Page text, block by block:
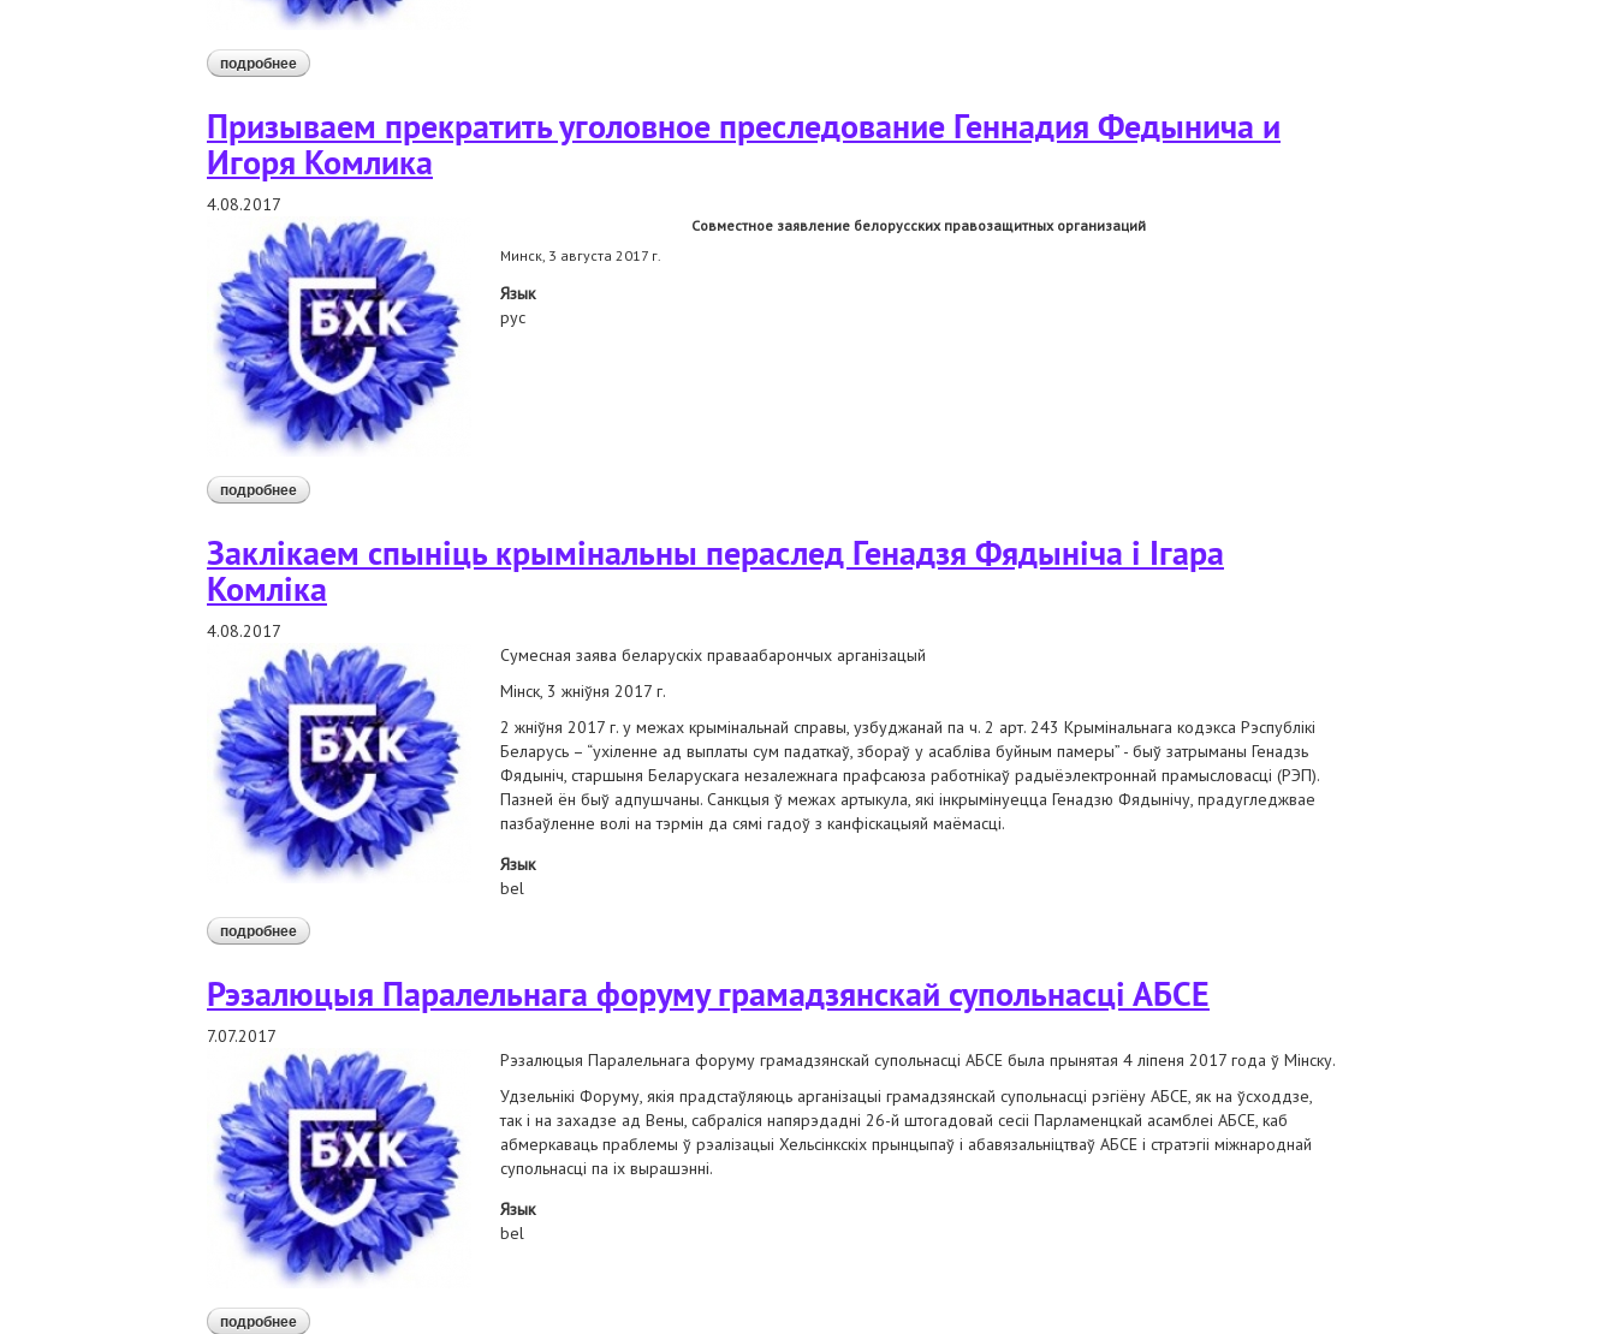
подробнее о stop prosecution of henadz fiadynich and ihar komlik
Призываем прекратить уголовное преследование Геннадия Федынича и
Игоря Комлика
4.08.2017
Совместное заявление белорусских правозащитных организаций
Минск, 3 августа 2017 г.
Язык
рус
подробнее о призываем прекратить уголовное преследование геннадия федынича и игоря комлика
Заклікаем спыніць крымінальны пераслед Генадзя Фядыніча і Ігара
Комліка
4.08.2017
Сумесная заява беларускіх праваабарончых арганізацый
Мінск, 3 жніўня 2017 г.
2 жніўня 2017 г. у межах крымінальнай справы, узбуджанай па ч. 2 арт. 243 Крымінальнага кодэкса Рэспублікі
Беларусь – “ухіленне ад выплаты сум падаткаў, збораў у асабліва буйным памеры” - быў затрыманы Генадзь
Фядыніч, старшыня Беларускага незалежнага прафсаюза работнікаў радыёэлектроннай прамысловасці (РЭП).
Пазней ён быў адпушчаны. Санкцыя ў межах артыкула, які інкрымінуецца Генадзю Фядынічу, прадугледжвае
пазбаўленне волі на тэрмін да сямі гадоў з канфіскацыяй маёмасці.
Язык
bel
подробнее о заклікаем спыніць крымінальны пераслед генадзя фядыніча і ігара комліка
Рэзалюцыя Паралельнага форуму грамадзянскай супольнасці АБСЕ
7.07.2017
Рэзалюцыя Паралельнага форуму грамадзянскай супольнасці АБСЕ была прынятая 4 ліпеня 2017 года ў Мінску.
Удзельнікі Форуму, якія прадстаўляюць арганізацыі грамадзянскай супольнасці рэгіёну АБСЕ, як на ўсходдзе,
так і на захадзе ад Вены, сабраліся напярэдадні 26-й штогадовай сесіі Парламенцкай асамблеі АБСЕ, каб
абмеркаваць праблемы ў рэалізацыі Хельсінкскіх прынцыпаў і абавязальніцтваў АБСЕ і стратэгіі міжнароднай
супольнасці па іх вырашэнні.
Язык
bel
подробнее о рэзалюцыя паралельнага форуму грамадзянскай супольнасці абсе